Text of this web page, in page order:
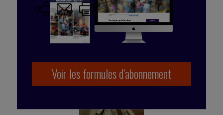
Voir les formules d’abonnement